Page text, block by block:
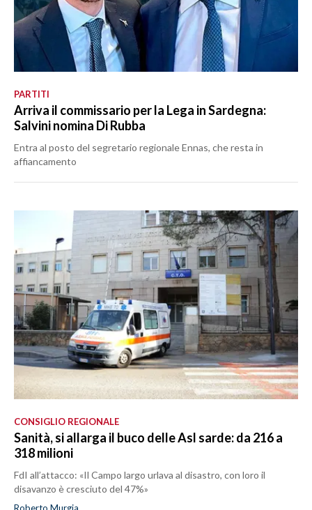
PARTITI
Arriva il commissario per la Lega in Sardegna:
Salvini nomina Di Rubba
Entra al posto del segretario regionale Ennas, che resta in
affiancamento
CONSIGLIO REGIONALE
Sanità, si allarga il buco delle Asl sarde: da 216 a
318 milioni
FdI all’attacco: «Il Campo largo urlava al disastro, con loro il
disavanzo è cresciuto del 47%»
Roberto Murgia